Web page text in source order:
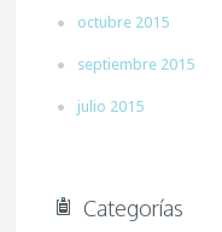
octubre 2015
septiembre 2015
julio 2015
Categorías